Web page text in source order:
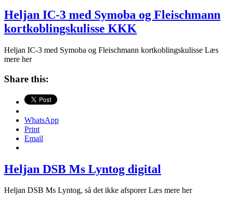
Heljan IC-3 med Symoba og Fleischmann
kortkoblingskulisse KKK
Heljan IC-3 med Symoba og Fleischmann kortkoblingskulisse Læs
mere her
Share this:
WhatsApp
Print
Email
Heljan DSB Ms Lyntog digital
Heljan DSB Ms Lyntog, så det ikke afsporer Læs mere her